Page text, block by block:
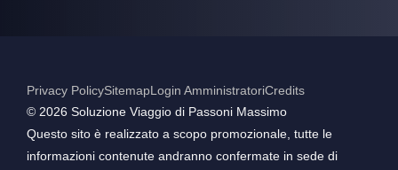
Privacy PolicySitemapLogin AmministratoriCredits
©️ 2026 Soluzione Viaggio di Passoni Massimo
Questo sito è realizzato a scopo promozionale, tutte le
informazioni contenute andranno confermate in sede di